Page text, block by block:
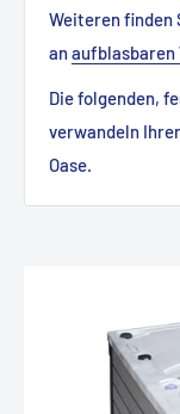
Weiteren finden
anaufblasbaren
Die folgenden,
verwandeln
Oase.